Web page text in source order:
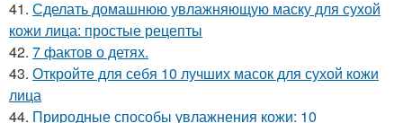
41. Сделать домашнюю увлажняющую маску для сухой
кожи лица: простые рецепты
42. 7 фактов о детях.
43. Откройте для себя 10 лучших масок для сухой кожи
лица
44. Природные способы увлажнения кожи: 10